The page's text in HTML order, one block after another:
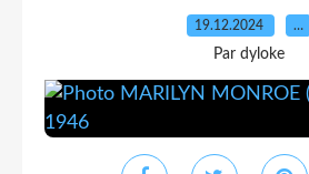
19.12.2024 …
Par dyloke